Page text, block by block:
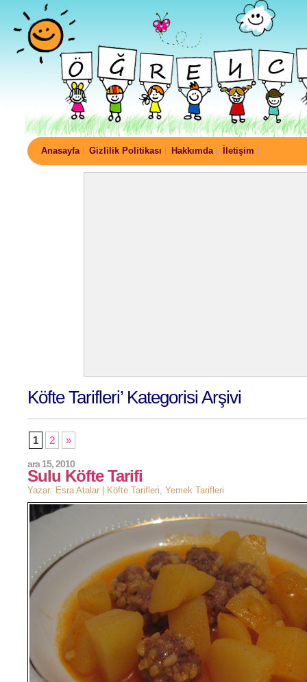
Anasayfa Gizlilik Politikası Hakkımda İletişim
Köfte Tarifleri’ Kategorisi Arşivi
1 2 »
Sulu Köfte Tarifi
ara 15, 2010
Yazar: Esra Atalar | Köfte Tarifleri Yemek Tarifleri